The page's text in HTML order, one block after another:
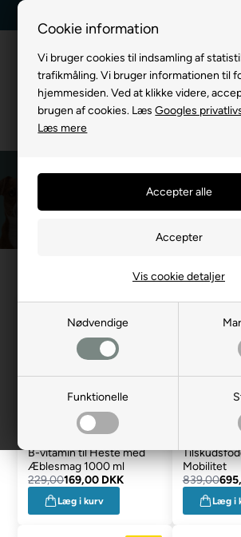
Cookie information
Vi bruger cookies til indsamling af
trafikmåling. Vi bruger informationen til
hjemmesiden. Ved at klikke videre,
brugen af cookies. LæsGoogles
Læs mere
Nødvendige
Funktionelle
Vis cookie detaljer
Equidan Vetline
Du er her:MÆRKEVARE/Equidan Vetline
B-vitamin til Heste med
Æblesmag 1000 ml
229,00169,00 DKK
Læg i kurv
Mobilitet
839,00
Læg i